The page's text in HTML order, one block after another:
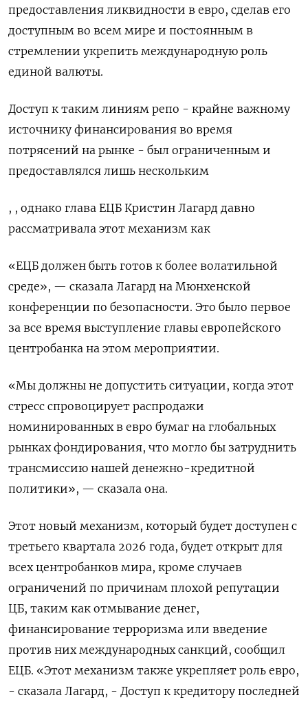
предоставления ликвидности в евро, сделав его
доступным во всем мире и постоянным ‌в
стремлении укрепить международную роль
единой валюты.
Доступ к таким линиям репо - крайне важному
источнику финансирования во время
потрясений на рынке - был ограниченным и
предоставлялся лишь ​нескольким
, , однако глава ЕЦБ ​Кристин Лагард ​давно
рассматривала этот механизм ⁠как
«ЕЦБ должен быть готов к более ‌волатильной
среде», — сказала Лагард на Мюнхенской
‌конференции по безопасности. Это было первое
за все время выступление главы европейского ​
центробанка на этом мероприятии.
«Мы должны не допустить ситуации, когда ‌этот
стресс спровоцирует распродажи
номинированных в евро бумаг на глобальных
рынках фондирования, ​что могло бы затруднить
трансмиссию нашей денежно-кредитной
политики», — сказала она.
Этот ‌новый механизм, который будет доступен с
третьего квартала 2026 года, будет открыт для
всех центробанков мира, кроме случаев
ограничений ​по причинам плохой ​репутации
ЦБ, таким как ‌отмывание денег,
финансирование терроризма или введение
против них международных санкций, сообщил ​
ЕЦБ. «Этот механизм также укрепляет роль евро,
- сказала Лагард, - Доступ к кредитору последней